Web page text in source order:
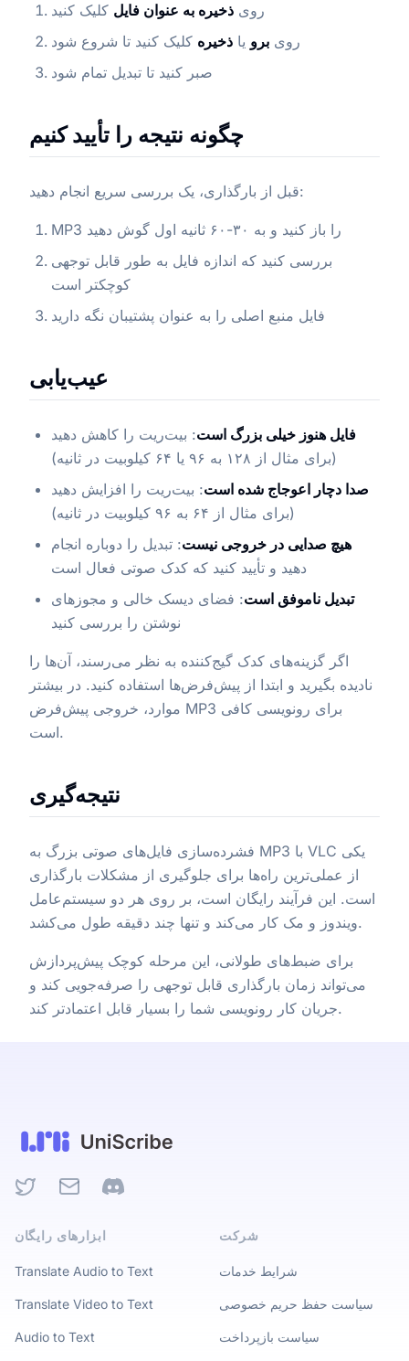
روی ذخیره به عنوان فایل کلیک کنید
روی برو یا ذخیره کلیک کنید تا شروع شود
صبر کنید تا تبدیل تمام شود
چگونه نتیجه را تأیید کنیم
قبل از بارگذاری، یک بررسی سریع انجام دهید:
MP3 را باز کنید و به ۳۰-۶۰ ثانیه اول گوش دهید
بررسی کنید که اندازه فایل به طور قابل توجهی
کوچکتر است
فایل منبع اصلی را به عنوان پشتیبان نگه دارید
عیب‌یابی
فایل هنوز خیلی بزرگ است: بیت‌ریت را کاهش دهید
(برای مثال از ۱۲۸ به ۹۶ یا ۶۴ کیلوبیت در ثانیه)
صدا دچار اعوجاج شده است: بیت‌ریت را افزایش دهید
(برای مثال از ۶۴ به ۹۶ کیلوبیت در ثانیه)
هیچ صدایی در خروجی نیست: تبدیل را دوباره انجام
دهید و تأیید کنید که کدک صوتی فعال است
تبدیل ناموفق است: فضای دیسک خالی و مجوزهای
نوشتن را بررسی کنید
اگر گزینه‌های کدک گیج‌کننده به نظر می‌رسند، آن‌ها را
نادیده بگیرید و ابتدا از پیش‌فرض‌ها استفاده کنید. در بیشتر
موارد، خروجی پیش‌فرض MP3 برای رونویسی کافی
است.
نتیجه‌گیری
فشرده‌سازی فایل‌های صوتی بزرگ به MP3 با VLC یکی
از عملی‌ترین راه‌ها برای جلوگیری از مشکلات بارگذاری
است. این فرآیند رایگان است، بر روی هر دو سیستم‌عامل
ویندوز و مک کار می‌کند و تنها چند دقیقه طول می‌کشد.
برای ضبط‌های طولانی، این مرحله کوچک پیش‌پردازش
می‌تواند زمان بارگذاری قابل توجهی را صرفه‌جویی کند و
جریان کار رونویسی شما را بسیار قابل اعتمادتر کند.
TwitterEmail Discord
ابزارهای رایگان
Translate Audio to Text
Translate Video to Text
Audio to Text
شرکت
شرایط خدمات
سیاست حفظ حریم خصوصی
سیاست بازپرداخت